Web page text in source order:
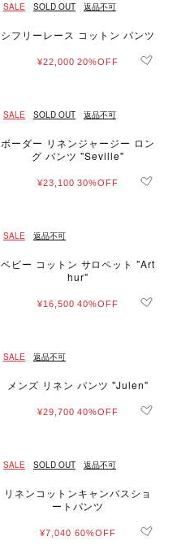
SALE SOLD OUT 返品不可
シフリーレース コットン パンツ
¥22,000 20%OFF
SALE SOLD OUT 返品不可
ボーダー リネンジャージー ロン
グ パンツ "Seville"
¥23,100 30%OFF
SALE 返品不可
ベビー コットン サロペット "Art
hur"
¥16,500 40%OFF
SALE 返品不可
メンズ リネン パンツ "Julen"
¥29,700 40%OFF
SALE SOLD OUT 返品不可
リネンコットンキャンバスショ
ートパンツ
¥7,040 60%OFF